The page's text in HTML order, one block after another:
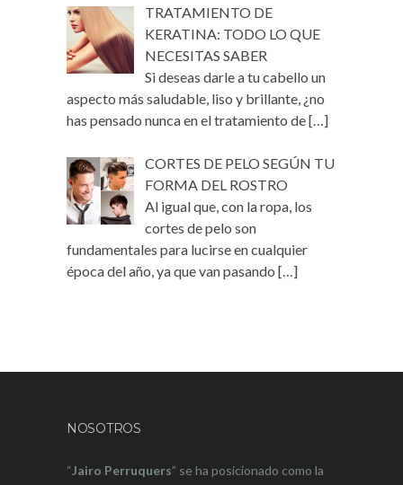
TRATAMIENTO DE
KERATINA: TODO LO QUE
NECESITAS SABER
Si deseas darle a tu cabello un
aspecto más saludable, liso y brillante, ¿no
has pensado nunca en el tratamiento de[…]
CORTES DE PELO SEGÚN TU
FORMA DEL ROSTRO
Al igual que, con la ropa, los
cortes de pelo son
fundamentales para lucirse en cualquier
época del año, ya que van pasando […]
NOSOTROS
“Jairo Perruquers” se ha posicionado como la